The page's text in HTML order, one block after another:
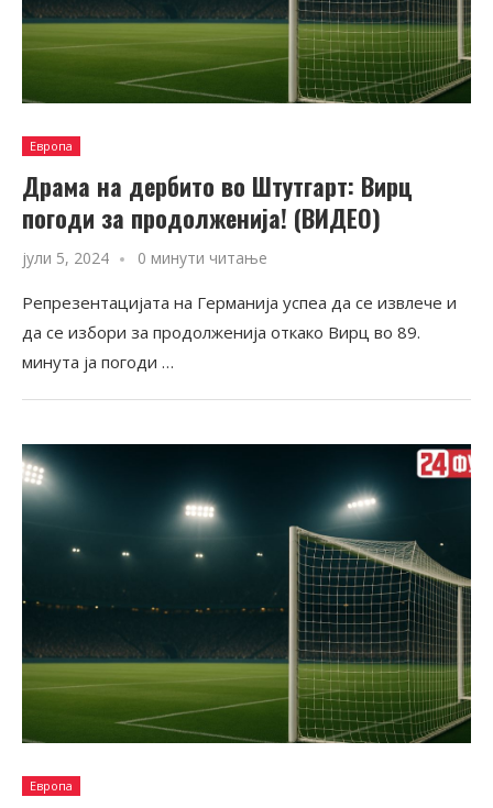
Европа
Драма на дербито во Штутгарт: Вирц
погоди за продолженија! (ВИДЕО)
јули 5, 2024 0 минути читање
Репрезентацијата на Германија успеа да се извлече и
да се избори за продолженија откако Вирц во 89.
минута ја погоди …
Европа